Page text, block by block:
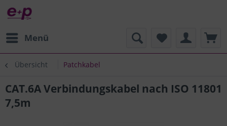
Menü
Übersicht Patchkabel
CAT.6A Verbindungskabel nach ISO 11801
7,5m